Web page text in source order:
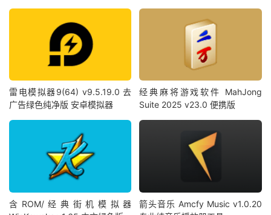
雷电模拟器9(64) v9.5.19.0 去
广告绿色纯净版 安卓模拟器
经典麻将游戏软件 MahJong
Suite 2025 v23.0 便携版
含ROM/经典街机模拟器
箭头音乐 Amcfy Music v1.0.20